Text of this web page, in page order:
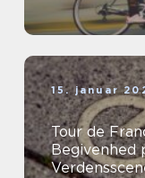
15. januar
Tour de
Begivenhed